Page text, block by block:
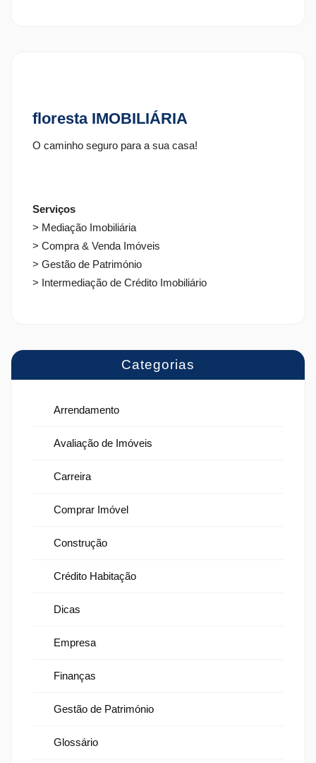
floresta IMOBILIÁRIA
O caminho seguro para a sua casa!
Serviços
> Mediação Imobiliária
> Compra & Venda Imóveis
> Gestão de Património
> Intermediação de Crédito Imobiliário
Categorias
Arrendamento
Avaliação de Imóveis
Carreira
Comprar Imóvel
Construção
Crédito Habitação
Dicas
Empresa
Finanças
Gestão de Património
Glossário